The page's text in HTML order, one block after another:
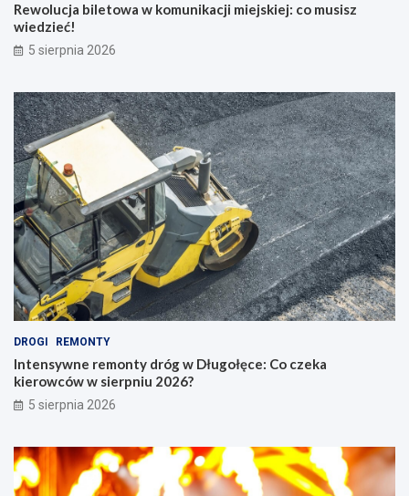
Rewolucja biletowa w komunikacji miejskiej: co musisz
wiedzieć!
5 sierpnia 2026
DROGI REMONTY
Intensywne remonty dróg w Długołęce: Co czeka
kierowców w sierpniu 2026?
5 sierpnia 2026